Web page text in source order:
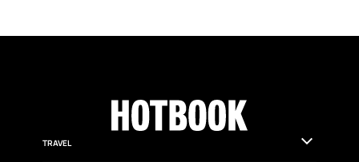
TRAVEL